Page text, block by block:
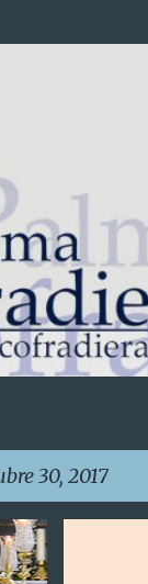
30, 2017